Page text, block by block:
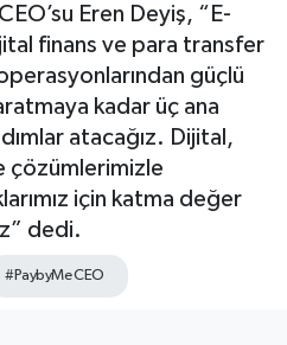
Eren Deyiş, “E-
finans ve para transfer
güçlü
kadar üç ana
atacağız. Dijital,
çözümlerimizle
için katma değer
dedi.
#PaybyMe CEO